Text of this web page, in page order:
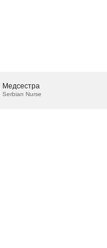
Медсестра
Serbian Nurse